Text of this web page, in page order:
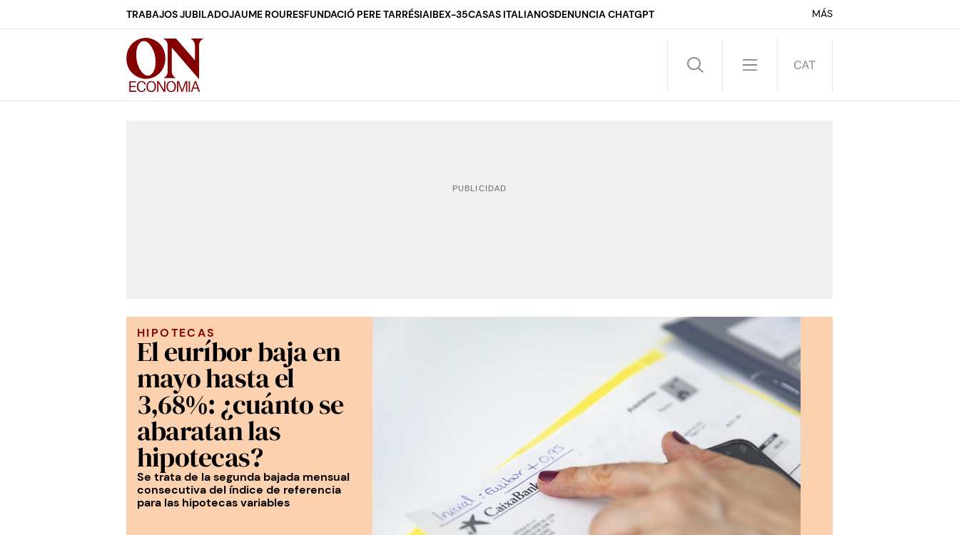
TRABAJOS JUBILADOJAUME ROURESFUNDACIÓ PERE TARRÉSIAIBEX-35CASAS ITALIANOSDENUNCIA CHATGPT MÁS
HIPOTECAS
El euríbor baja en
mayo hasta el
3,68%: ¿cuánto se
abaratan las
hipotecas?
Se trata de la segunda bajada mensual
consecutiva del índice de referencia
para las hipotecas variables